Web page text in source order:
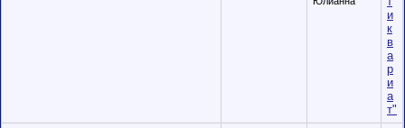
и
к
в
а
р
и
а
т"